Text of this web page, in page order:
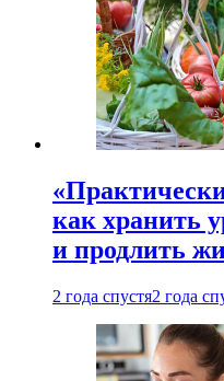
как хранить
и продлить
2 года спустя2 года